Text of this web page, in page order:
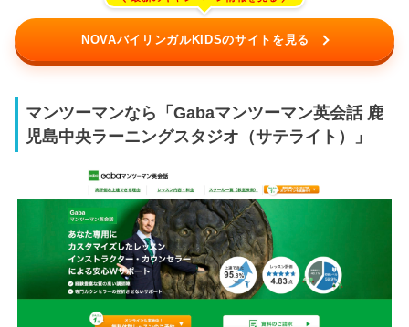
NOVAバイリンガルKIDSのサイトを見る
マンツーマンなら「Gabaマンツーマン英会話 鹿
児島中央ラーニングスタジオ（サテライト）」